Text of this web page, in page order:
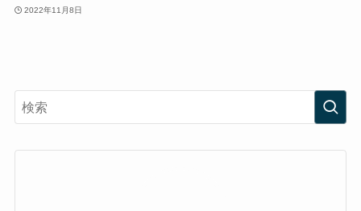
2022年11月8日